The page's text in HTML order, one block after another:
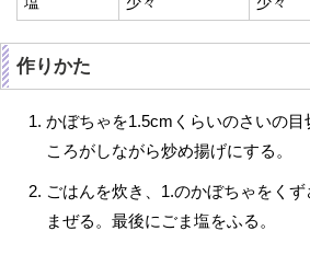
作りかた
かぼちゃを1.5cmくらいのさいの
ころがしながら炒め揚げにする。
ごはんを炊き、1.のかぼちゃをく
まぜる。最後にごま塩をふる。